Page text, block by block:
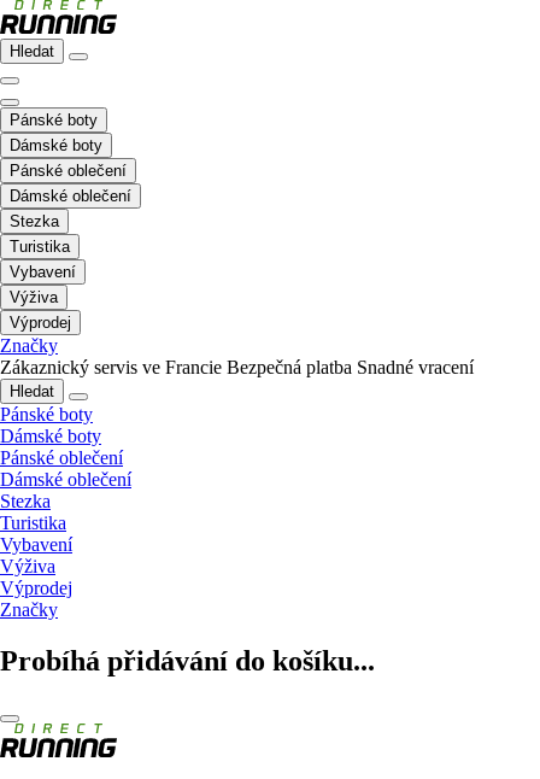
Hledat
Pánské boty
Dámské boty
Pánské oblečení
Dámské oblečení
Stezka
Turistika
Vybavení
Výživa
Výprodej
Značky
Zákaznický servis ve Francie Bezpečná platba Snadné vracení
Hledat
Pánské boty
Dámské boty
Pánské oblečení
Dámské oblečení
Stezka
Turistika
Vybavení
Výživa
Výprodej
Značky
Probíhá přidávání do košíku...